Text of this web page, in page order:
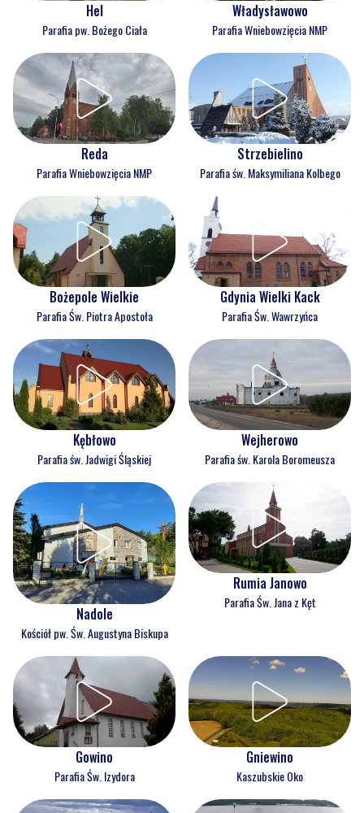
Hel
Parafia pw. Bożego Ciała
Władysławowo
Parafia Wniebowzięcia NMP
Reda
Parafia Wniebowzięcia NMP
Strzebielino
Parafia św. Maksymiliana Kolbego
Bożepole Wielkie
Parafia Św. Piotra Apostoła
Gdynia Wielki Kack
Parafia Św. Wawrzyńca
Kębłowo
Parafia św. Jadwigi Śląskiej
Wejherowo
Parafia św. Karola Boromeusza
Nadole
Kościół pw. Św. Augustyna Biskupa
Rumia Janowo
Parafia Św. Jana z Kęt
Gowino
Parafia Św. Izydora
Gniewino
Kaszubskie Oko